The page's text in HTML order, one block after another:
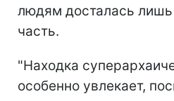
людям досталась лишь
часть.
"Находка
особенно увлекает,